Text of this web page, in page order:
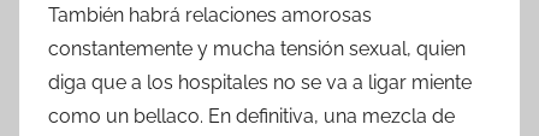
También habrá relaciones amorosas
constantemente y mucha tensión sexual, quien
diga que a los hospitales no se va a ligar miente
como un bellaco. En definitiva, una mezcla de